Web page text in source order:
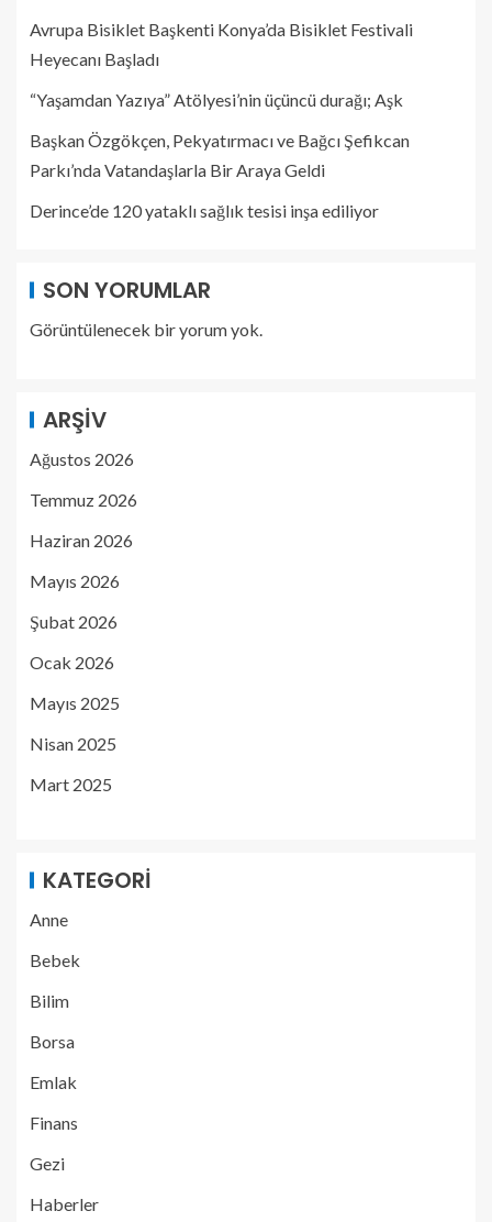
Avrupa Bisiklet Başkenti Konya’da Bisiklet Festivali
Heyecanı Başladı
“Yaşamdan Yazıya” Atölyesi’nin üçüncü durağı; Aşk
Başkan Özgökçen, Pekyatırmacı ve Bağcı Şefikcan
Parkı’nda Vatandaşlarla Bir Araya Geldi
Derince’de 120 yataklı sağlık tesisi inşa ediliyor
SON YORUMLAR
Görüntülenecek bir yorum yok.
ARŞIV
Ağustos 2026
Temmuz 2026
Haziran 2026
Mayıs 2026
Şubat 2026
Ocak 2026
Mayıs 2025
Nisan 2025
Mart 2025
KATEGORI
Anne
Bebek
Bilim
Borsa
Emlak
Finans
Gezi
Haberler